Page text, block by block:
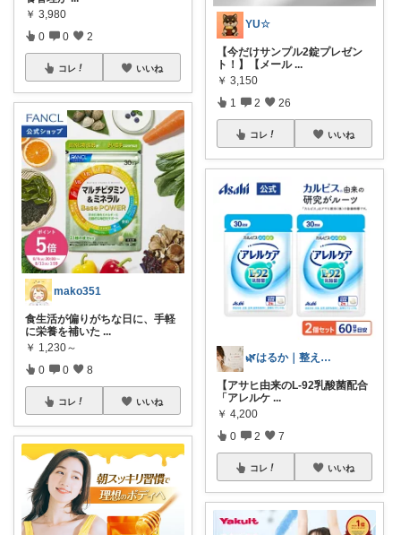
￥ 3,980
0 0 2
コレ いいね
mako351
食生活が偏りがちな日に、手軽
に栄養を補いた ...
￥ 1,230～
0 0 8
コレ いいね
YU☆
【今だけサンプル2錠プレゼン
ト！】【メール ...
￥ 3,150
1 2 26
コレ いいね
🌿はるか｜整える×健康習慣×予防
【アサヒ由来のL-92乳酸菌配合
「アレルケ ...
￥ 4,200
0 2 7
コレ いいね